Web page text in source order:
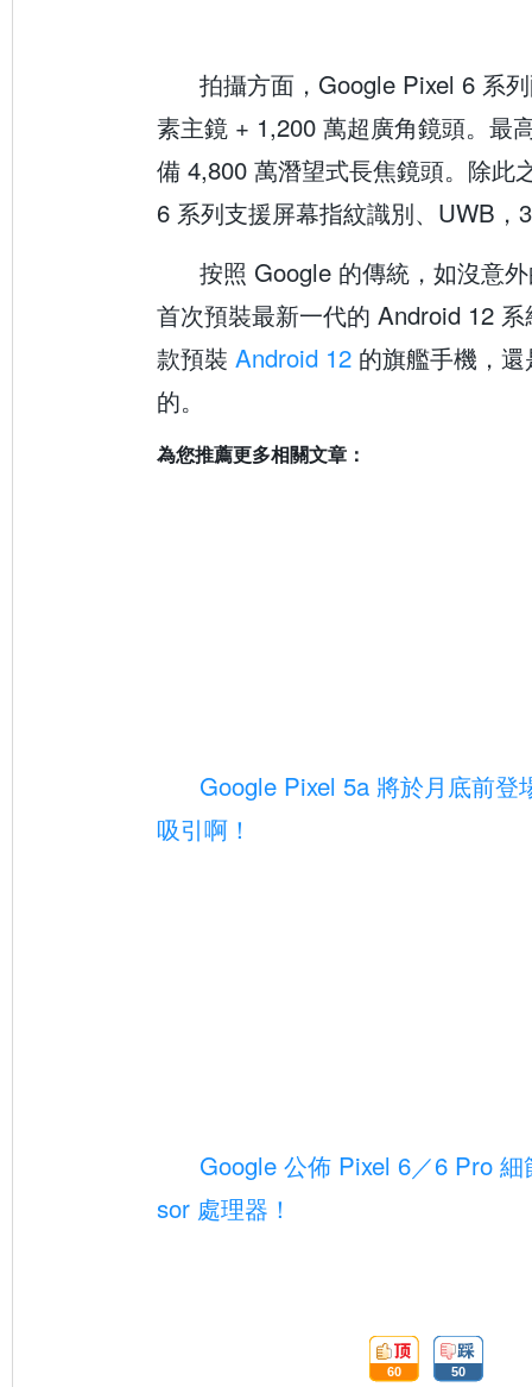
拍攝方面，Google Pixel 6 系
素主鏡 + 1,200 萬超廣角鏡頭。最
備 4,800 萬潛望式長焦鏡頭。除此
6 系列支援屏幕指紋識別、UWB，
按照 Google 的傳統，如沒意
首次預裝最新一代的 Android 12
款預裝 Android 12 的旗艦手機，
的。
為您推薦更多相關文章：
Google Pixel 5a 將於月底前登
吸引啊！
Google 公佈 Pixel 6／6 Pro
sor 處理器！
頂:
60
踩:
50